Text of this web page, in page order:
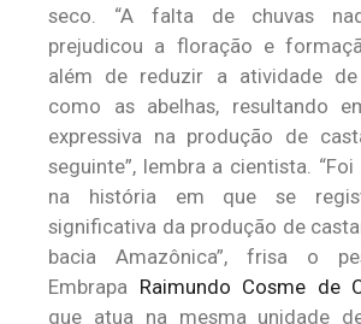
seco. “A falta de chuvas
prejudicou a floração e
além de reduzir a atividade de
como as abelhas, resultando
expressiva na produção de
seguinte”, lembra a cientista.
na história em que se
significativa da produção de
bacia Amazônica”, frisa o
Embrapa Raimundo Cosme de
que atua na mesma unidade